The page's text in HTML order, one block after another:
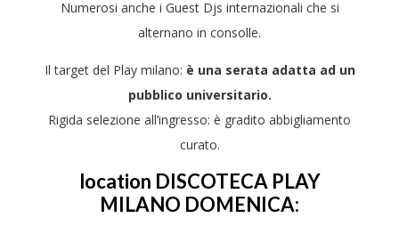
Numerosi anche i Guest Djs internazionali che si
alternano in consolle.
Il target del Play milano: è una serata adatta ad un
pubblico universitario.
Rigida selezione all’ingresso: è gradito abbigliamento
curato.
location DISCOTECA PLAY
MILANO DOMENICA: